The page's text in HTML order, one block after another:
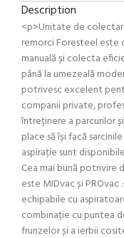
Description
<p>Unitate de
remorci Foresteel este
manuală și colecta
până la umezeală
potrivesc excelent
companii private,
întreținere a parcurilor
place să își facă
aspirație sunt
Cea mai bună potrivire
este MIDvac și
echipabile cu
combinație cu puntea
frunzelor și a ierbii